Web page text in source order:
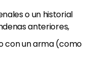
o un historial
anteriores,
con un arma (como